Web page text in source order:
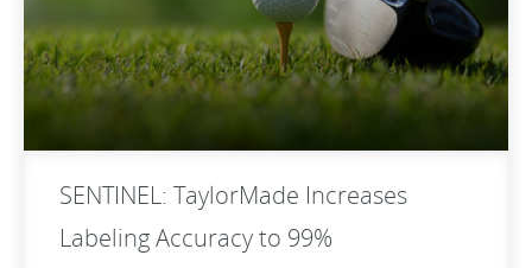
SENTINEL: TaylorMade Increases
Labeling Accuracy to 99%